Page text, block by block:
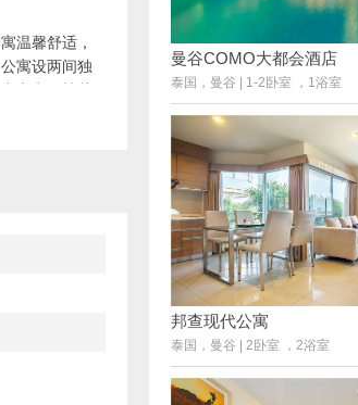
温馨舒适，
寓设两间独
心和绿植花
曼谷COMO大都会酒店
泰国，曼谷 1-2卧室 ，1浴室
邦查现代公寓
泰国，曼谷 2卧室 ，2浴室